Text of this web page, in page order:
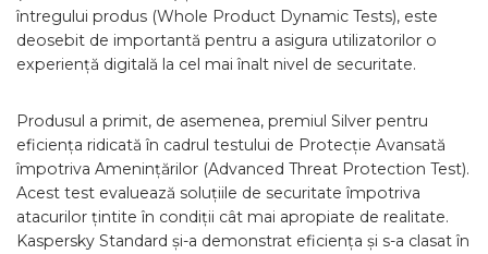
întregului produs (Whole Product Dynamic Tests), este
deosebit de importantă pentru a asigura utilizatorilor o
experiență digitală la cel mai înalt nivel de securitate.
Produsul a primit, de asemenea, premiul Silver pentru
eficiența ridicată în cadrul testului de Protecție Avansată
împotriva Amenințărilor (Advanced Threat Protection Test).
Acest test evaluează soluțiile de securitate împotriva
atacurilor țintite în condiții cât mai apropiate de realitate.
Kaspersky Standard și-a demonstrat eficiența și s-a clasat în